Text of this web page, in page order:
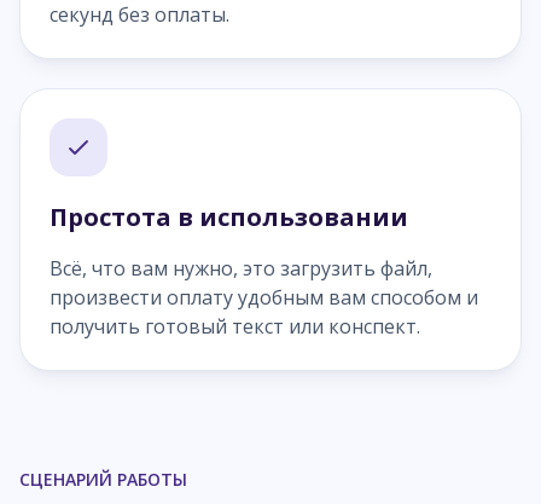
секунд без оплаты.
Простота в использовании
Всё, что вам нужно, это загрузить файл,
произвести оплату удобным вам способом и
получить готовый текст или конспект.
СЦЕНАРИЙ РАБОТЫ